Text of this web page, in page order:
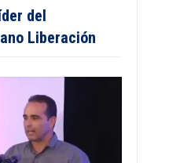
del
Liberación